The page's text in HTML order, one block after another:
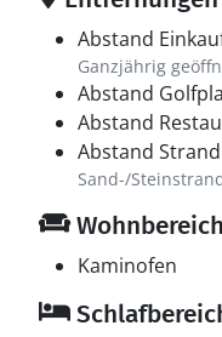
Abstand
Ganzjährig
Abstand
Abstand
Abstand
Sand-/
Wohnbereich
Kaminofen